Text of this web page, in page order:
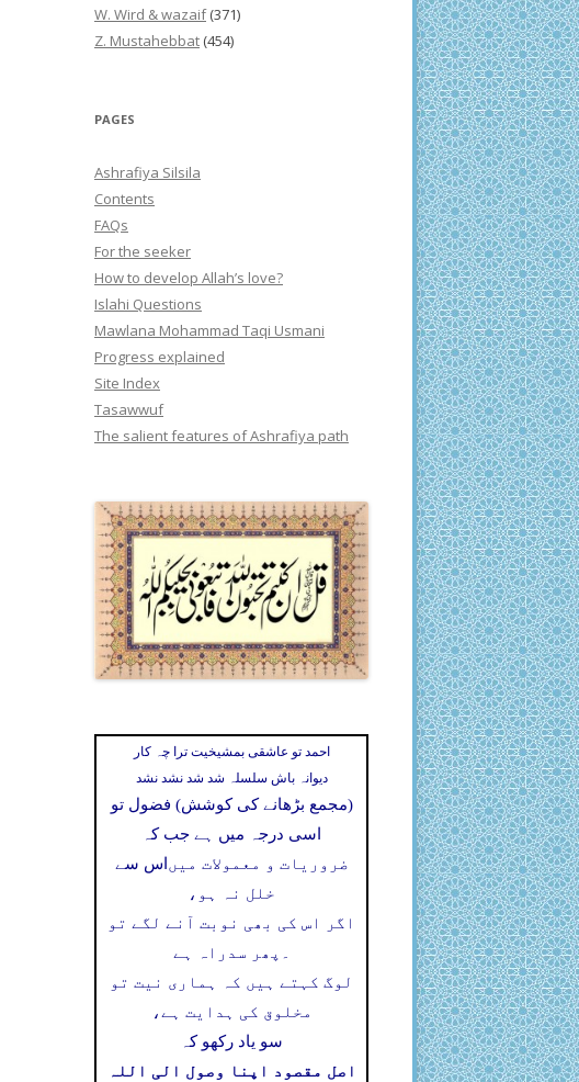
W. Wird & wazaif(371)
Z. Mustahebbat (454)
PAGES
Ashrafiya Silsila
Contents
FAQs
For the seeker
How to develop Allah’s love?
Islahi Questions
Mawlana Mohammad Taqi Usmani
Progress explained
Site Index
Tasawwuf
The salient features of Ashrafiya path
احمد تو عاشقی بمشیخیت ترا چہ کار
دیوانہ باش سلسلہ شد شد نشد نشد
(مجمع بڑھانے کی کوشش) فضول تو
اسی درجہ میں ہے جب کہ
اس سے ضروریات و معمولات میں
خلل نہ ہو،
اگر اس کی بھی نوبت آنے لگے تو
پھر سدراہ ہے ۔
لوگ کہتے ہیں کہ ہماری نیت تو
مخلوق کی ہدایت ہے،
سو یاد رکھو کہ
اصل مقصود اپنا وصول الی اللہ